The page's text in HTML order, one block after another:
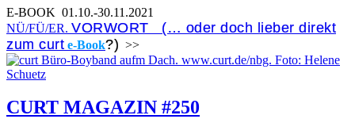
E-BOOK 01.10.-30.11.2021
NÜ/FÜ/ER. VORWORT (… oder doch lieber direkt
zum curt e-Book?) >>
CURT MAGAZIN #250